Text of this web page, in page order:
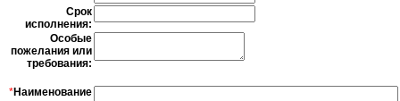
Срок
исполнения:
Особые
пожелания или
требования:
*Наименование